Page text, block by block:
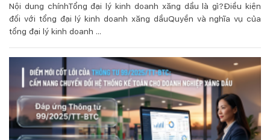
Nội dung chínhTổng đại lý kinh doanh xăng dầu là gì?Điều kiện
đối với tổng đại lý kinh doanh xăng dầuQuyền và nghĩa vụ của
tổng đại lý kinh doanh ...